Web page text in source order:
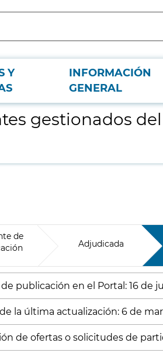
Y
INFORMACIÓN
GENERAL
gestionados
de
Adjudicada
publicación en el Portal: 16 de
la última actualización: 6 de
de ofertas o solicitudes de